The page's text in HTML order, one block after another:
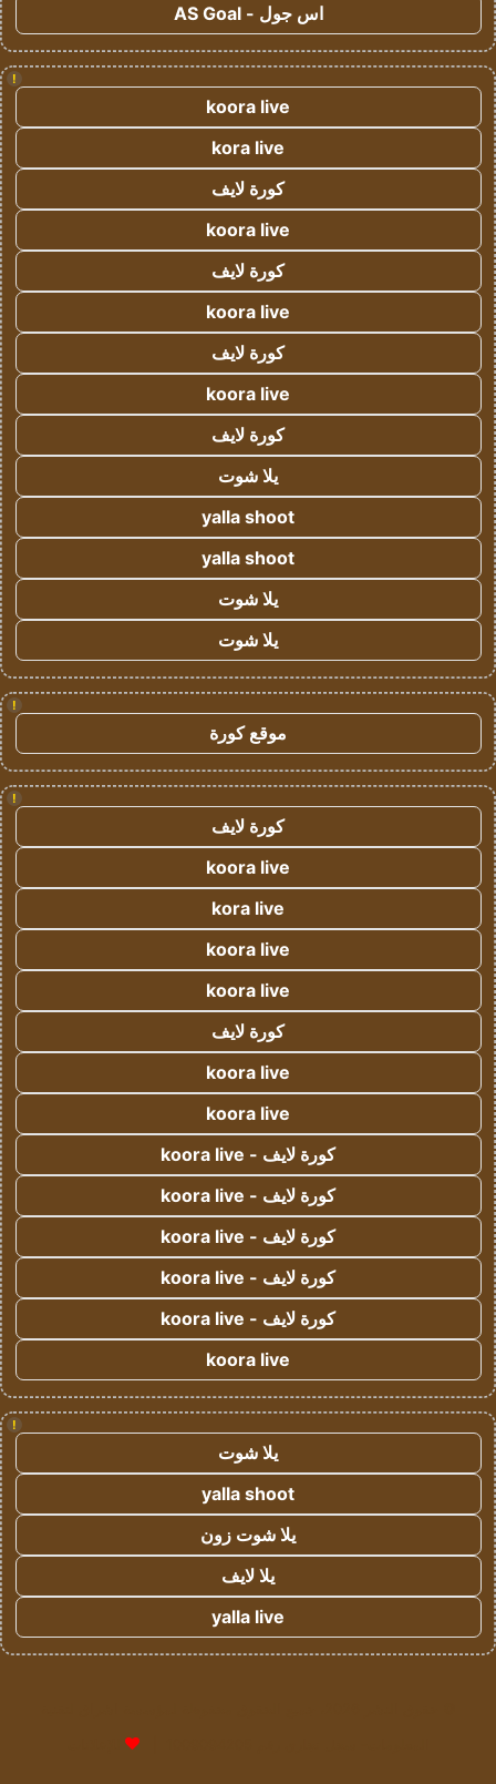
اس جول - AS Goal
!
koora live
kora live
كورة لايف
koora live
كورة لايف
koora live
كورة لايف
koora live
كورة لايف
يلا شوت
yalla shoot
yalla shoot
يلا شوت
يلا شوت
!
موقع كورة
!
كورة لايف
koora live
kora live
koora live
koora live
كورة لايف
koora live
koora live
كورة لايف - koora live
كورة لايف - koora live
كورة لايف - koora live
كورة لايف - koora live
كورة لايف - koora live
koora live
!
يلا شوت
yalla shoot
يلا شوت زون
يلا لايف
yalla live